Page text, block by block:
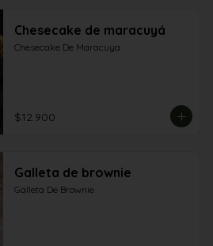
Chesecake de maracuyá
Chesecake De Maracuya
$12.900
Galleta de brownie
Galleta De Brownie